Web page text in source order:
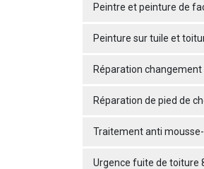
Peintre et peinture de
Peinture sur tuile et
Réparation
Réparation de pied de
Traitement anti
Urgence fuite de toiture